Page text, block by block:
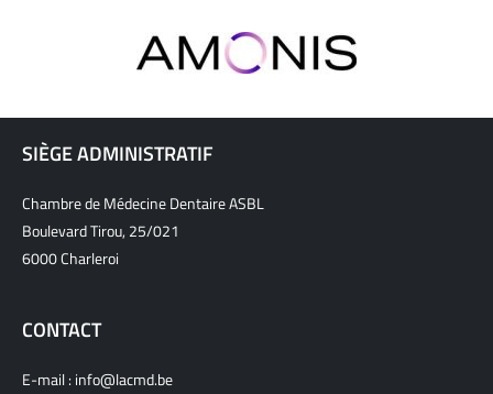
SIÈGE ADMINISTRATIF
Chambre de Médecine Dentaire ASBL
Boulevard Tirou, 25/021
6000 Charleroi
CONTACT
E-mail : info@lacmd.be